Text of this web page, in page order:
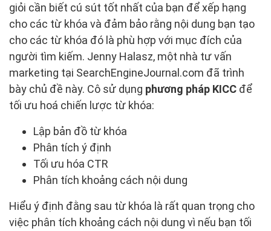
giỏi cần biết cú sút tốt nhất của bạn để xếp hạng
cho các từ khóa và đảm bảo rằng nội dung bạn tạo
cho các từ khóa đó là phù hợp với mục đích của
người tìm kiếm. Jenny Halasz, một nhà tư vấn
marketing tại SearchEngineJournal.com đã trình
bày chủ đề này. Cô sử dụng phương pháp KICC để
tối ưu hoá chiến lược từ khóa:
Lập bản đồ từ khóa
Phân tích ý định
Tối ưu hóa CTR
Phân tích khoảng cách nội dung
Hiểu ý định đằng sau từ khóa là rất quan trọng cho
việc phân tích khoảng cách nội dung vì nếu bạn tối